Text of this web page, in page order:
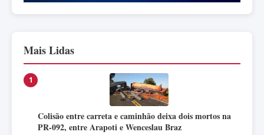
Mais Lidas
1
Colisão entre carreta e caminhão deixa dois mortos na
PR-092, entre Arapoti e Wenceslau Braz